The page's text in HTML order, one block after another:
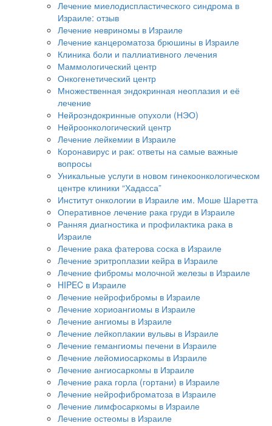
Лечение миелодиспластического синдрома в
Израиле: отзыв
Лечение невриномы в Израиле
Лечение канцероматоза брюшины в Израиле
Клиника боли и паллиативного лечения
Маммологический центр
Онкогенетический центр
Множественная эндокринная неоплазия и её
лечение
Нейроэндокринные опухоли (НЭО)
Нейроонкологический центр
Лечение лейкемии в Израиле
Коронавирус и рак: ответы на самые важные
вопросы
Уникальные услуги в новом гинекоонкологическом
центре клиники “Хадасса”
Институт онкологии в Израиле им. Моше Шаретта
Оперативное лечение рака груди в Израиле
Ранняя диагностика и профилактика рака в
Израиле
Лечение рака фатерова соска в Израиле
Лечение эритроплазии кейра в Израиле
Лечение фибромы молочной железы в Израиле
HIPEC в Израиле
Лечение нейрофибромы в Израиле
Лечение хориоангиомы в Израиле
Лечение ангиомы в Израиле
Лечение лейкоплакии вульвы в Израиле
Лечение гемангиомы печени в Израиле
Лечение лейомиосаркомы в Израиле
Лечение ангиосаркомы в Израиле
Лечение рака горла (гортани) в Израиле
Лечение нейрофиброматоза в Израиле
Лечение лимфосаркомы в Израиле
Лечение остеомы в Израиле